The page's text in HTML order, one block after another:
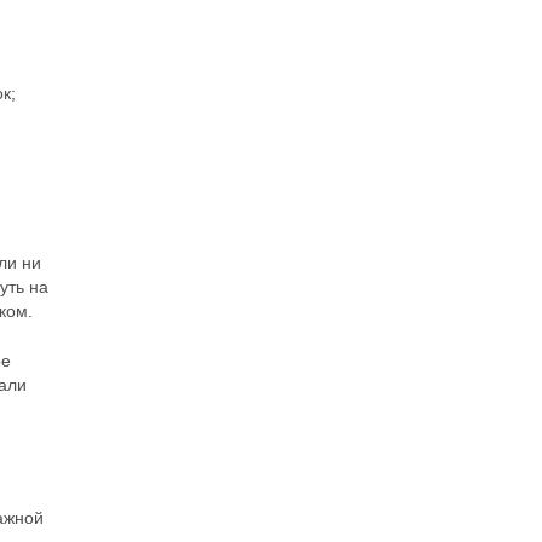
ни
на